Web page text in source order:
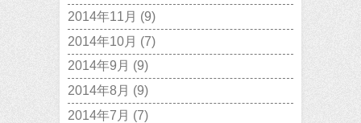
2014年11月 (9)
2014年10月 (7)
2014年9月 (9)
2014年8月 (9)
2014年7月 (7)